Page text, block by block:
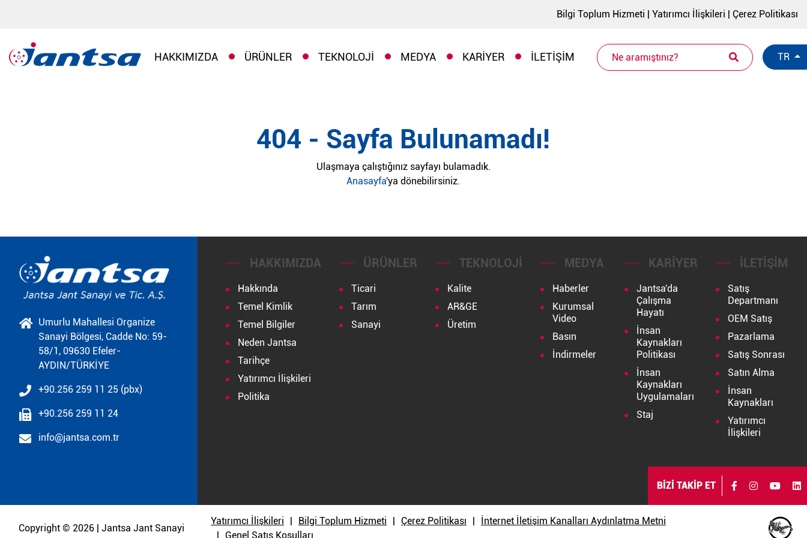
Bilgi Toplum Hizmeti | Yatırımcı İlişkileri | Çerez Politikası
HAKKIMIZDA ÜRÜNLER TEKNOLOJI MEDYA KARIYER İLETIŞIM TR
404 - Sayfa Bulunamadı!
Ulaşmaya çalıştığınız sayfayı bulamadık.
Anasayfa'ya dönebilirsiniz.
Umurlu Mahallesi Organize
Sanayi Bölgesi, Cadde No: 59-
58/1, 09630 Efeler-
AYDIN/TÜRKİYE
+90.256 259 11 25 (pbx)
+90.256 259 11 24
info@jantsa.com.tr
HAKKIMIZDA
Hakkında
Temel Kimlik
Temel Bilgiler
Neden Jantsa
Tarihçe
Yatırımcı İlişkileri
Politika
ÜRÜNLER
Ticari
Tarım
Sanayi
TEKNOLOJI
Kalite
AR&GE
Üretim
MEDYA
Haberler
Kurumsal
Video
Basın
İndirmeler
KARIYER
Jantsa'da
Çalışma
Hayatı
İnsan
Kaynakları
Politikası
İnsan
Kaynakları
Uygulamaları
Staj
İLETIŞIM
Satış
Departmanı
OEM Satış
Pazarlama
Satış Sonrası
Satın Alma
İnsan
Kaynakları
Yatırımcı
İlişkileri
BİZİ TAKİP ET
Copyright © 2026 | Jantsa Jant Sanayi
Yatırımcı İlişkileri Bilgi Toplum Hizmeti Çerez Politikası
İnternet İletişim Kanalları Aydınlatma Metni
Genel Satış Koşulları